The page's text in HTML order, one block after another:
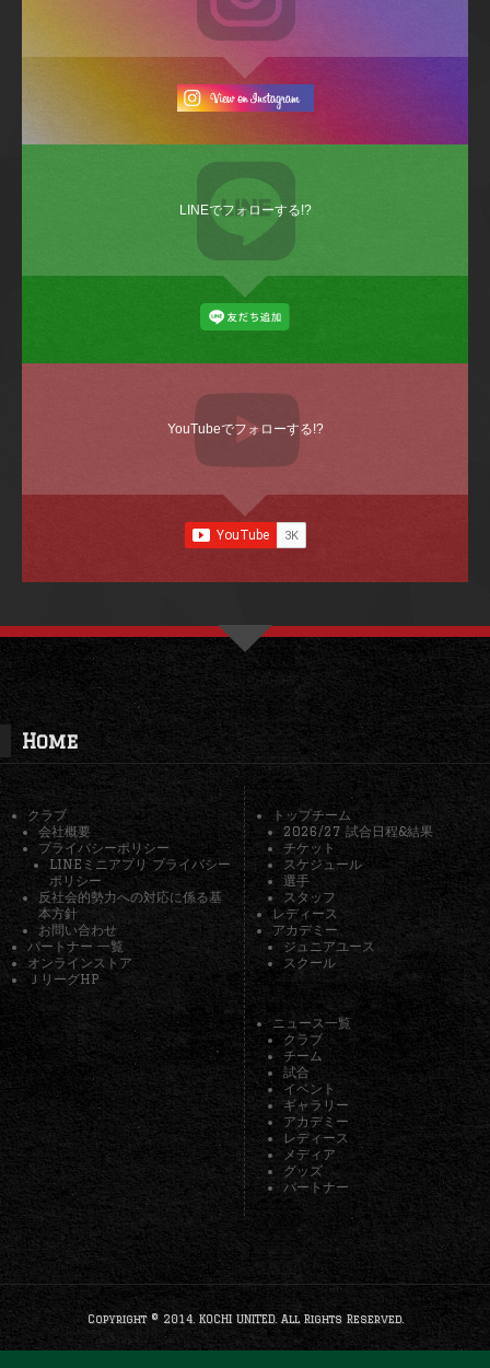
LINEでフォローする!?
YouTubeでフォローする!?
Home
クラブ
会社概要
プライバシーポリシー
LINEミニアプリ プライバシー
ポリシー
反社会的勢力への対応に係る基
本方針
お問い合わせ
パートナー 一覧
オンラインストア
ＪリーグHP
トップチーム
2026/27 試合日程&結果
チケット
スケジュール
選手
スタッフ
レディース
アカデミー
ジュニアユース
スクール
ニュース一覧
クラブ
チーム
試合
イベント
ギャラリー
アカデミー
レディース
メディア
グッズ
パートナー
Copyright © 2014. KOCHI UNITED. All Rights Reserved.